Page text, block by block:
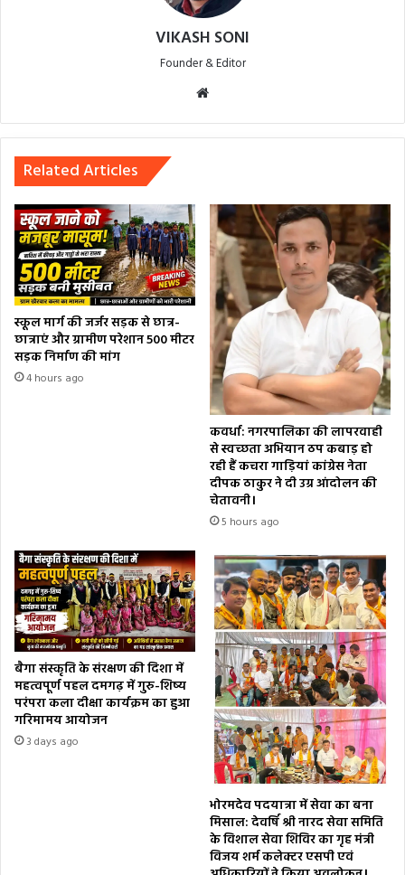
VIKASH SONI
Founder & Editor
Related Articles
स्कूल मार्ग की जर्जर सड़क से छात्र-
छात्राएं और ग्रामीण परेशान 500 मीटर
सड़क निर्माण की मांग
4 hours ago
कवर्धा: नगरपालिका की लापरवाही
से स्वच्छता अभियान ठप कबाड़ हो
रही हैं कचरा गाड़ियां कांग्रेस नेता
दीपक ठाकुर ने दी उग्र आंदोलन की
चेतावनी।
5 hours ago
बैगा संस्कृति के संरक्षण की दिशा में
महत्वपूर्ण पहल दमगढ़ में गुरु-शिष्य
परंपरा कला दीक्षा कार्यक्रम का हुआ
गरिमामय आयोजन
3 days ago
भोरमदेव पदयात्रा में सेवा का बना
मिसाल: देवर्षि श्री नारद सेवा समिति
के विशाल सेवा शिविर का गृह मंत्री
विजय शर्म कलेक्टर एसपी एवं